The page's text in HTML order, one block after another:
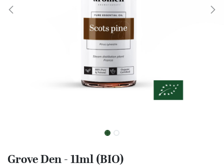
Grove Den - 11ml (BIO)